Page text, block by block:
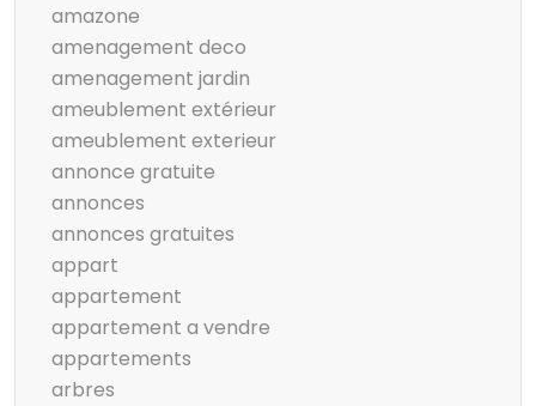
amazone
amenagement deco
amenagement jardin
ameublement extérieur
ameublement exterieur
annonce gratuite
annonces
annonces gratuites
appart
appartement
appartement a vendre
appartements
arbres